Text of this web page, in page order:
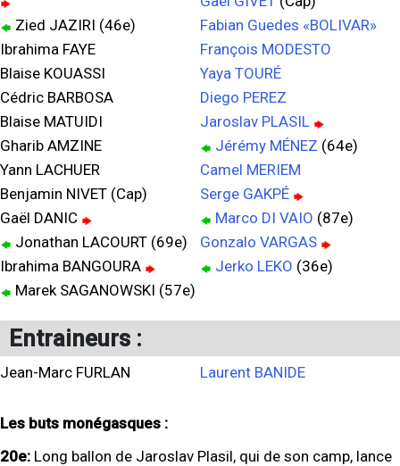
Zied JAZIRI (46e)
Ibrahima FAYE
Blaise KOUASSI
Cédric BARBOSA
Blaise MATUIDI
Gharib AMZINE
Yann LACHUER
Benjamin NIVET (Cap)
Gaël DANIC
Jonathan LACOURT (69e)
Ibrahima BANGOURA
Marek SAGANOWSKI (57e)
Fabian Guedes «BOLIVAR»
François MODESTO
Yaya TOURÉ
Diego PEREZ
Jaroslav PLASIL
Jérémy MÉNEZ (64e)
Camel MERIEM
Serge GAKPÉ
Marco DI VAIO (87e)
Gonzalo VARGAS
Jerko LEKO (36e)
Entraineurs :
Jean-Marc FURLAN Laurent BANIDE
Les buts monégasques :
20e: Long ballon de Jaroslav Plasil, qui de son camp, lance